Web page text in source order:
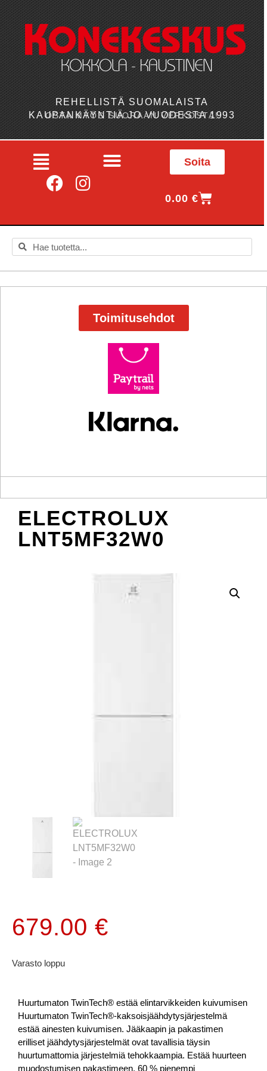
REHELLISTÄ SUOMALAISTA
KAUPANKÄYNTIÄ JO VUODESTA 1993
OSTA MYÖS SUORAAN VERKOSTA!
Soita
0.00€
Toimitusehdot
ELECTROLUX
LNT5MF32W0
679.00 €
Varasto loppu
Huurtumaton TwinTech® estää elintarvikkeiden kuivumisen
Huurtumaton TwinTech®-kaksoisjäähdytysjärjestelmä
estää ainesten kuivumisen. Jääkaapin ja pakastimen
erilliset jäähdytysjärjestelmät ovat tavallisia täysin
huurtumattomia järjestelmiä tehokkaampia. Estää huurteen
muodostumisen pakastimeen. 60 % pienempi